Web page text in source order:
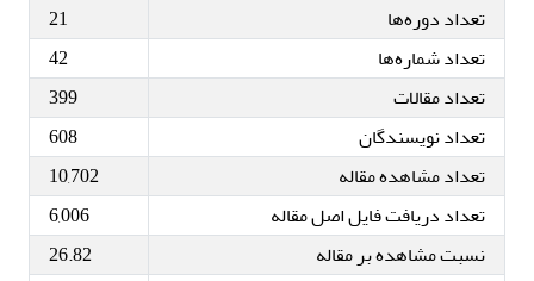
تعداد دوره‌ها
21
تعداد شماره‌ها
42
تعداد مقالات
399
تعداد نویسندگان
608
تعداد مشاهده مقاله
10,702
تعداد دریافت فایل اصل مقاله
6,006
نسبت مشاهده بر مقاله
26.82